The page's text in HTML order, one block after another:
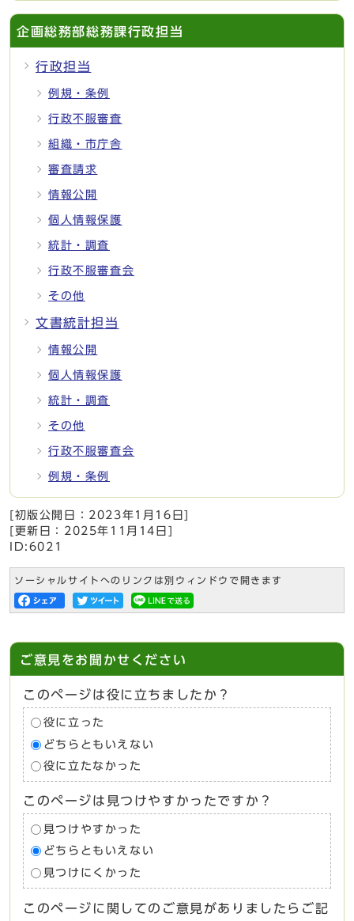
企画総務部総務課行政担当
行政担当
例規・条例
行政不服審査
組織・市庁舎
審査請求
情報公開
個人情報保護
統計・調査
行政不服審査会
その他
文書統計担当
情報公開
個人情報保護
統計・調査
その他
行政不服審査会
例規・条例
[初版公開日： 2023年1月16日
[更新日： 2025年11月14日
ID:6021
ソーシャルサイトへのリンクは別ウィンドウで開きます
ご意見をお聞かせください
このページは役に立ちましたか？
役に立った
どちらともいえない
役に立たなかった
このページは見つけやすかったですか？
見つけやすかった
どちらともいえない
見つけにくかった
このページに関してのご意見がありましたらご記